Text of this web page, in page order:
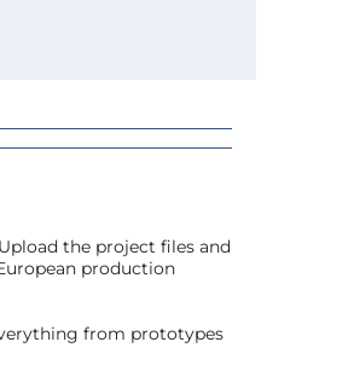
the project files and
production
from prototypes